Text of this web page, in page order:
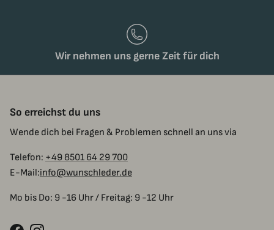
Wir nehmen uns gerne Zeit für dich
So erreichst du uns
Wende dich bei Fragen & Problemen schnell an uns via
Telefon: +49 8501 64 29 700
E-Mail:info@wunschleder.de
Mo bis Do: 9 -16 Uhr / Freitag: 9 -12 Uhr